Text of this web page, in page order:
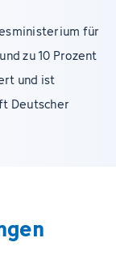
für
zu 10 Prozent
und ist
Deutscher